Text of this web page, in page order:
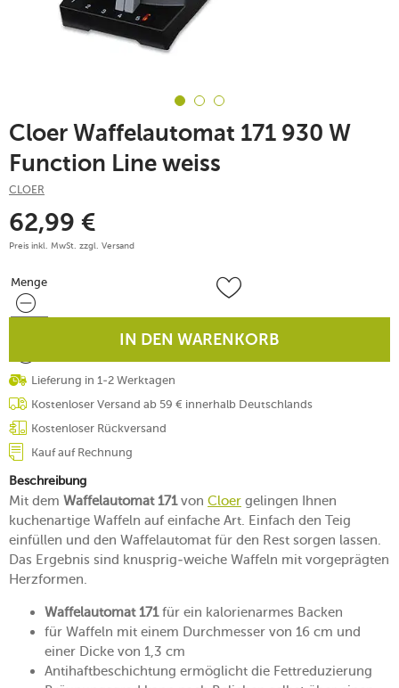
Cloer Waffelautomat 171 930 W
Function Line weiss
CLOER
62,99 €
Preis inkl. MwSt. zzgl. Versand
Menge
Menge
IN DEN WARENKORB
Lieferung in 1-2 Werktagen
Kostenloser Versand ab 59 € innerhalb Deutschlands
Kostenloser Rückversand
Kauf auf Rechnung
Beschreibung
Mit dem Waffelautomat 171von Cloer gelingen Ihnen
kuchenartige Waffeln auf einfache Art. Einfach den Teig
einfüllen und den Waffelautomat für den Rest sorgen lassen.
Das Ergebnis sind knusprig-weiche Waffeln mit vorgeprägten
Herzformen.
Waffelautomat 171für ein kalorienarmes Backen
für Waffeln mit einem Durchmesser von 16 cm und
einer Dicke von 1,3 cm
Antihaftbeschichtung ermöglicht die Fettreduzierung